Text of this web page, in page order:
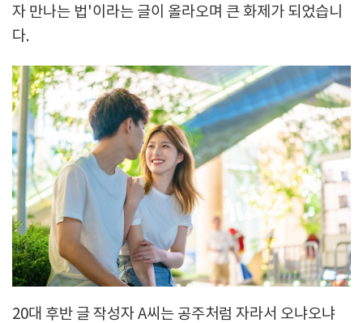
자 만나는 법'이라는 글이 올라오며 큰 화제가 되었습니
다.
20대 후반 글 작성자 A씨는 공주처럼 자라서 오냐오냐